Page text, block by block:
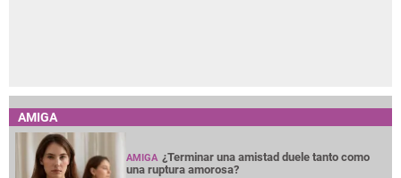
AMIGA
AMIGA ¿Terminar una amistad duele tanto como
una ruptura amorosa?